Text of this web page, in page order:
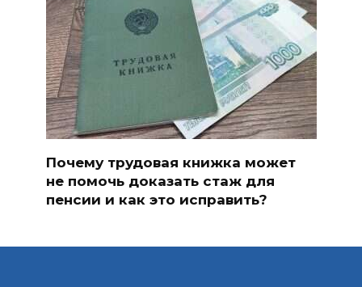
Почему трудовая книжка может
не помочь доказать стаж для
пенсии и как это исправить?